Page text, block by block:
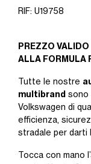
RIF: U19758
PREZZO VALIDO
ALLA FORMULA
Tutte le nostre
multibrand sono
Volkswagen di
efficienza,
stradale per darti
Tocca con mano